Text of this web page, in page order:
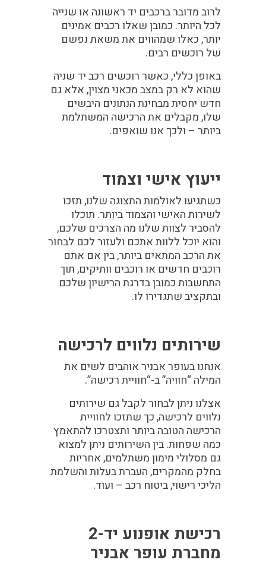
לרוב מדובר ברכבים יד ראשונה או שנייה
לכל היותר. כמובן שאלו רכבים אמינים
יותר, כאלו שמהווים את משאת נפשם
של רוכשים רבים.
באופן כללי, כאשר רוכשים רכב יד שניה
שהוא לא רק במצב מכאני מצוין, אלא גם
חדש יחסית מבחינת הנתונים היבשים
שלו, מקבלים את הרכישה המשתלמת
ביותר – ולכך אנו שואפים.
ייעוץ אישי וצמוד
כשתגיעו לאולמות התצוגה שלנו, תזכו
לשירות האישי והצמוד ביותר. תוכלו
להסביר לצוות שלנו מה הצרכים שלכם,
והוא יוכל ללוות אתכם ולעזור לכם לבחור
את הרכב המתאים ביותר, בין אם אתם
רוכבים חדשים או רוכבים וותיקים, תוך
התחשבות כמובן בדרגת הרישיון שלכם
ובתקציב שתגדירו לו.
שירותים נלווים לרכישה
אנחנו בעופר אבניר אוהבים לשים את
המילה “חוויה” ב-“חוויית רכישה”.
אצלנו ניתן לבחור לקבל גם שירותים
נלווים לרכישה, כך שתזכו לחוויית
הרכישה הטובה ביותר ותצטרכו להתאמץ
כמה שפחות. בין השירותים ניתן למצוא
גם מסלולי מימון משתלמים, אחריות
בחלק מהמקרים, העברת בעלות והשלמת
הליכי רישוי, ביטוח רכב – ועוד.
רכישת אופנוע יד-2
מחברת עופר אבניר